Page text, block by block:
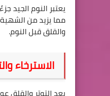
يعتبر النوم
مما يزيد من
والقلق قبل النوم.
الاسترخاء
يعد التوتر والقلق